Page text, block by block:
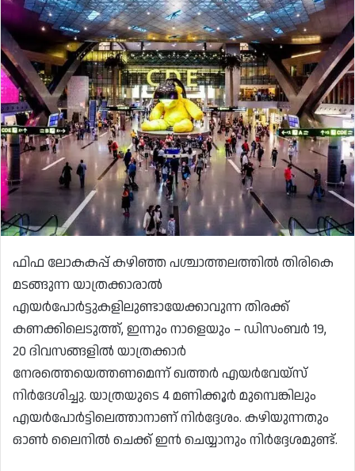
ഫിഫ ലോകകപ്പ് കഴിഞ്ഞ പശ്ചാത്തലത്തിൽ തിരികെ
മടങ്ങുന്ന യാത്രക്കാരാൽ
എയര്‍പോര്‍ട്ടുകളിലുണ്ടായേക്കാവുന്ന തിരക്ക്
കണക്കിലെടുത്ത്, ഇന്നും നാളെയും – ഡിസംബർ 19,
20 ദിവസങ്ങളിൽ യാത്രക്കാര്‍
നേരത്തെയെത്തണമെന്ന് ഖത്തര്‍ എയര്‍വേയ്‌സ്
നിര്‍ദേശിച്ചു. യാത്രയുടെ 4 മണിക്കൂര്‍ മുമ്പെങ്കിലും
എയര്‍പോര്‍ട്ടിലെത്താനാണ് നിർദ്ദേശം. കഴിയുന്നതും
ഓണ്‍ ലൈനില്‍ ചെക്ക് ഇന്‍ ചെയ്യാനും നിർദ്ദേശമുണ്ട്.